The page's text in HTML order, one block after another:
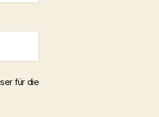
für die